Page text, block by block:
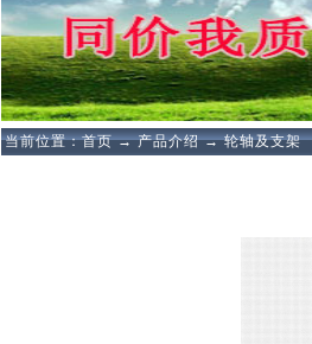
当前位置：首页→产品介绍→轮轴及支架